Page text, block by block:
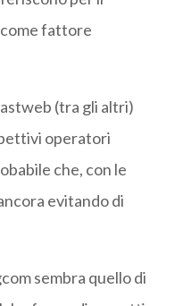
fattore
(tra gli altri)
operatori
che, con le
evitando di
sembra quello di